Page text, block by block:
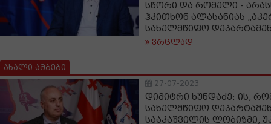
სწორი და რომელი -
ჰკითხონ ალასანიას
სახელმწიფო
ვრცლად
ახალი ამბები
27-07-2023
დიმიტრი ხუნდაძე: ის,
სახელმწიფო
სააკაშვილის ლობიზმი,